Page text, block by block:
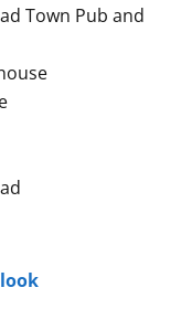
Town Pub and